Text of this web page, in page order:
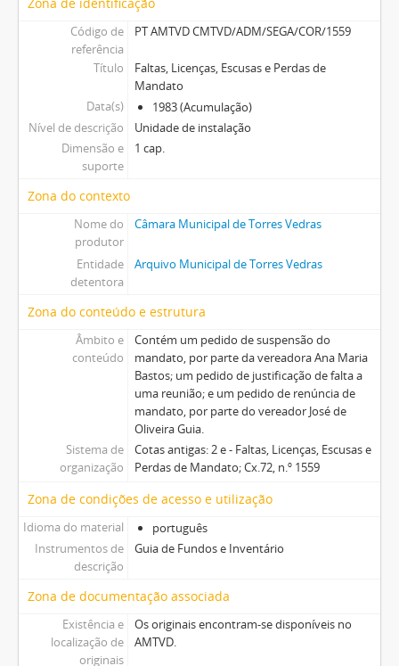
Código de
referência
PT AMTVD CMTVD/ADM/SEGA/COR/1559
Título
Faltas, Licenças, Escusas e Perdas de
Mandato
Data(s)
1983 (Acumulação)
Nível de descrição
Unidade de instalação
Dimensão e
suporte
1 cap.
Zona do contexto
Nome do
produtor
Câmara Municipal de Torres Vedras
Entidade
detentora
Arquivo Municipal de Torres Vedras
Zona do conteúdo e estrutura
Âmbito e
conteúdo
Contém um pedido de suspensão do
mandato, por parte da vereadora Ana Maria
Bastos; um pedido de justificação de falta a
uma reunião; e um pedido de renúncia de
mandato, por parte do vereador José de
Oliveira Guia.
Sistema de
organização
Cotas antigas: 2 e - Faltas, Licenças, Escusas e
Perdas de Mandato; Cx.72, n.º 1559
Zona de condições de acesso e utilização
Idioma do material
português
Instrumentos de
descrição
Guia de Fundos e Inventário
Zona de documentação associada
Existência e
localização de
originais
Os originais encontram-se disponíveis no
AMTVD.